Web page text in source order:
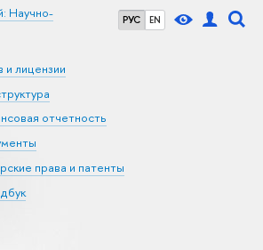
РУС EN
Научно-
и лицензии
отчетность
права и патенты